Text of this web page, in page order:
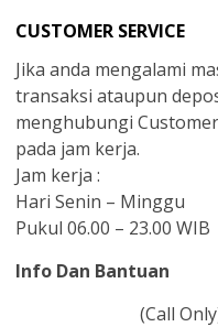
CUSTOMER SERVICE
Jika anda mengalami
transaksi ataupun
menghubungi
pada jam kerja.
Jam kerja :
Hari Senin – Minggu
Pukul 06.00 – 23.00 WIB
Info Dan Bantuan
(Call